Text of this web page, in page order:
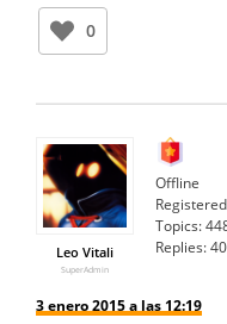
0
Leo Vitali
SuperAdmin
Offline
Topics:
Replies:
3 enero 2015 a las 12:19